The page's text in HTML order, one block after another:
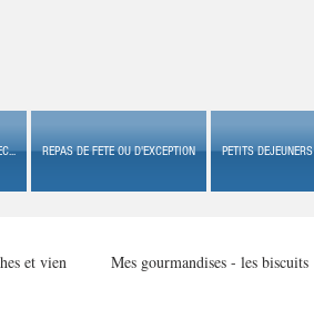
REPAS DE FETE OU D'EXCEPTION PETITS DEJEUNERS
et vien Mes gourmandises - les biscuits